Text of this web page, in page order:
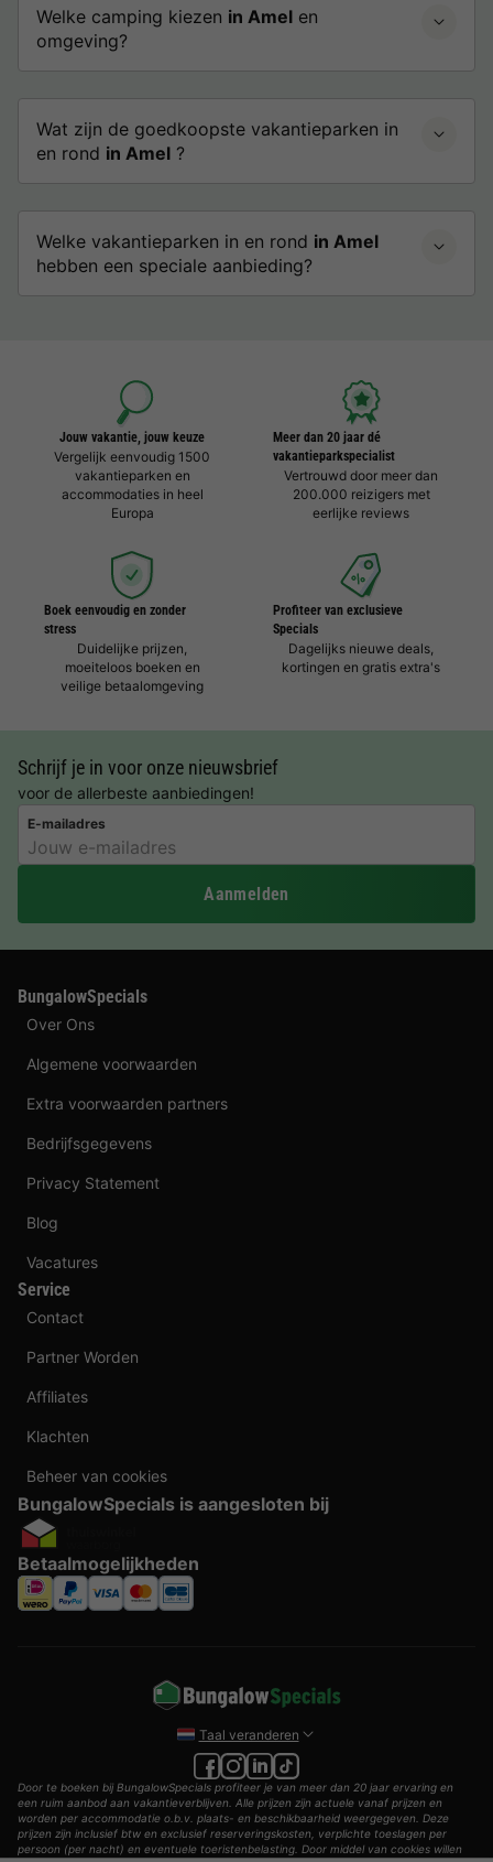
Welke camping kiezen in Amel en
omgeving?
Wat zijn de goedkoopste vakantieparken in
en rond in Amel ?
Welke vakantieparken in en rond in Amel
hebben een speciale aanbieding?
Jouw vakantie, jouw keuze
Vergelijk eenvoudig 1500
vakantieparken en
accommodaties in heel
Europa
Meer dan 20 jaar dé
vakantieparkspecialist
Vertrouwd door meer dan
200.000 reizigers met
eerlijke reviews
Boek eenvoudig en zonder
stress
Duidelijke prijzen,
moeiteloos boeken en
veilige betaalomgeving
Profiteer van exclusieve
Specials
Dagelijks nieuwe deals,
kortingen en gratis extra's
Schrijf je in voor onze nieuwsbrief
voor de allerbeste aanbiedingen!
E-mailadres
Aanmelden
BungalowSpecials
Over Ons
Algemene voorwaarden
Extra voorwaarden partners
Bedrijfsgegevens
Privacy Statement
Blog
Vacatures
Service
Contact
Partner Worden
Affiliates
Klachten
Beheer van cookies
BungalowSpecials is aangesloten bij
Betaalmogelijkheden
Taal veranderen
Door te boeken bij BungalowSpecials profiteer je van meer dan 20 jaar ervaring en
een ruim aanbod aan vakantieverblijven. Alle prijzen zijn actuele vanaf prijzen en
worden per accommodatie o.b.v. plaats- en beschikbaarheid weergegeven. Deze
prijzen zijn inclusief btw en exclusief reserveringskosten, verplichte toeslagen per
persoon (per nacht) en eventuele toeristenbelasting. Door middel van cookies willen